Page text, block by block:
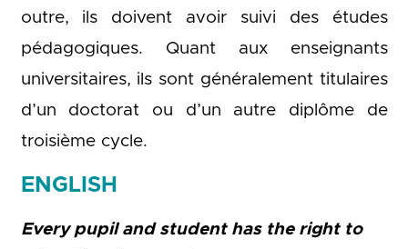
outre, ils doivent avoir suivi des études
pédagogiques. Quant aux enseignants
universitaires, ils sont généralement titulaires
d’un doctorat ou d’un autre diplôme de
troisième cycle.
ENGLISH
Every pupil and student has the right to